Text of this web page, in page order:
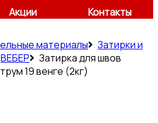
Акции Контакты
материалы
Затирки и
ВЕБЕР
Затирка для швов
19 венге (2кг)